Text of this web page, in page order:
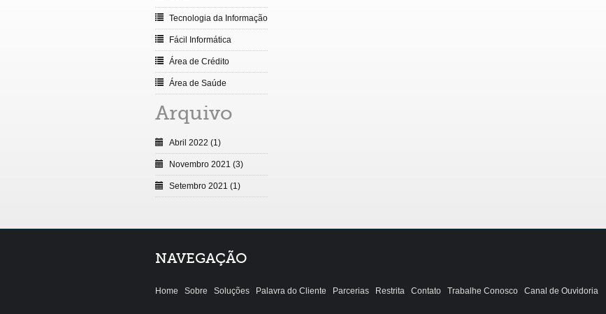
Tecnologia da Informação
Fácil Informática
Área de Crédito
Área de Saúde
Arquivo
Abril 2022 (1)
Novembro 2021 (3)
Setembro 2021 (1)
NAVEGAÇÃO
Home Sobre Soluções Palavra do Cliente Parcerias Restrita Contato Trabalhe Conosco Canal de Ouvidoria